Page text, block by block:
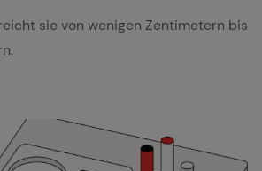
sie von wenigen Zentimetern bis